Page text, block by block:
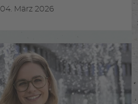
04. März 2026